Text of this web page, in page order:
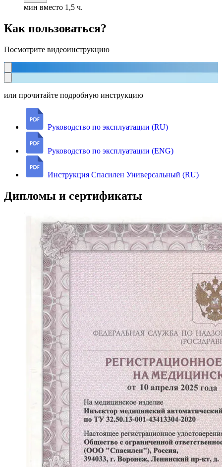
мин вместо 1,5 ч.
Как пользоваться?
Посмотрите видеоинструкцию
или прочитайте подробную инструкцию
Руководство по эксплуатации (RU)
Руководство по эксплуатации (ENG)
Инструкция Спасилен Универсальный (RU)
Дипломы и сертификаты